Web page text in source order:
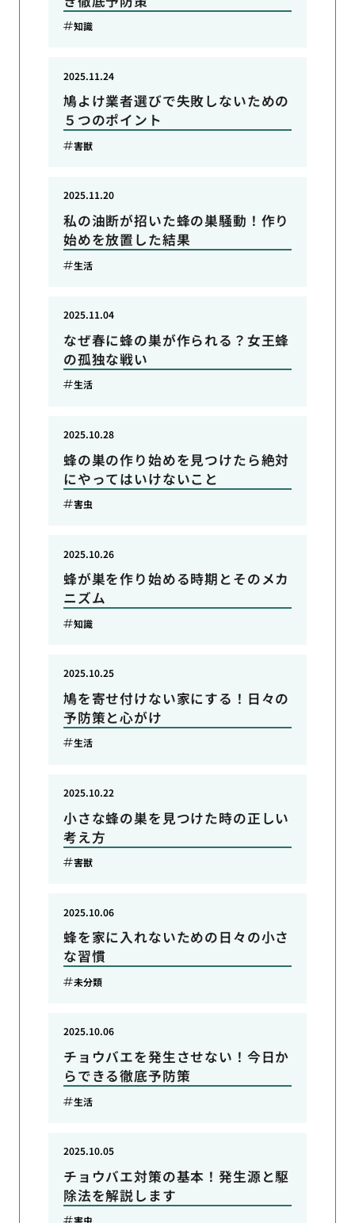
知識
鳩よけ業者選びで失敗しないための
５つのポイント
2025.11.24
害獣
私の油断が招いた蜂の巣騒動！作り
始めを放置した結果
2025.11.20
生活
なぜ春に蜂の巣が作られる？女王蜂
の孤独な戦い
2025.11.04
生活
蜂の巣の作り始めを見つけたら絶対
にやってはいけないこと
2025.10.28
害虫
蜂が巣を作り始める時期とそのメカ
ニズム
2025.10.26
知識
鳩を寄せ付けない家にする！日々の
予防策と心がけ
2025.10.25
生活
小さな蜂の巣を見つけた時の正しい
考え方
2025.10.22
害獣
蜂を家に入れないための日々の小さ
な習慣
2025.10.06
未分類
チョウバエを発生させない！今日か
らできる徹底予防策
2025.10.06
生活
チョウバエ対策の基本！発生源と駆
除法を解説します
2025.10.05